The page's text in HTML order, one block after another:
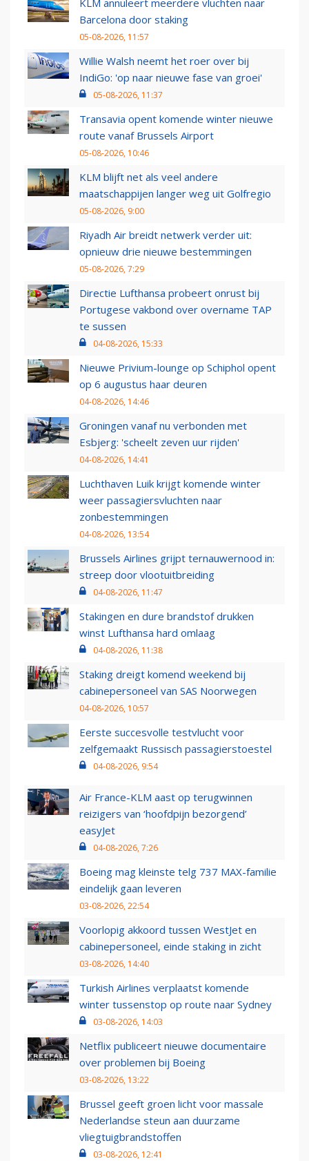
KLM annuleert meerdere vluchten naar
Barcelona door staking
05-08-2026, 11:57
Willie Walsh neemt het roer over bij
IndiGo: 'op naar nieuwe fase van groei'
05-08-2026, 11:37
Transavia opent komende winter nieuwe
route vanaf Brussels Airport
05-08-2026, 10:46
KLM blijft net als veel andere
maatschappijen langer weg uit Golfregio
05-08-2026, 9:00
Riyadh Air breidt netwerk verder uit:
opnieuw drie nieuwe bestemmingen
05-08-2026, 7:29
Directie Lufthansa probeert onrust bij
Portugese vakbond over overname TAP
te sussen
04-08-2026, 15:33
Nieuwe Privium-lounge op Schiphol opent
op 6 augustus haar deuren
04-08-2026, 14:46
Groningen vanaf nu verbonden met
Esbjerg: 'scheelt zeven uur rijden'
04-08-2026, 14:41
Luchthaven Luik krijgt komende winter
weer passagiersvluchten naar
zonbestemmingen
04-08-2026, 13:54
Brussels Airlines grijpt ternauwernood in:
streep door vlootuitbreiding
04-08-2026, 11:47
Stakingen en dure brandstof drukken
winst Lufthansa hard omlaag
04-08-2026, 11:38
Staking dreigt komend weekend bij
cabinepersoneel van SAS Noorwegen
04-08-2026, 10:57
Eerste succesvolle testvlucht voor
zelfgemaakt Russisch passagierstoestel
04-08-2026, 9:54
Air France-KLM aast op terugwinnen
reizigers van ‘hoofdpijn bezorgend’
easyJet
04-08-2026, 7:26
Boeing mag kleinste telg 737 MAX-familie
eindelijk gaan leveren
03-08-2026, 22:54
Voorlopig akkoord tussen WestJet en
cabinepersoneel, einde staking in zicht
03-08-2026, 14:40
Turkish Airlines verplaatst komende
winter tussenstop op route naar Sydney
03-08-2026, 14:03
Netflix publiceert nieuwe documentaire
over problemen bij Boeing
03-08-2026, 13:22
Brussel geeft groen licht voor massale
Nederlandse steun aan duurzame
vliegtuigbrandstoffen
03-08-2026, 12:41